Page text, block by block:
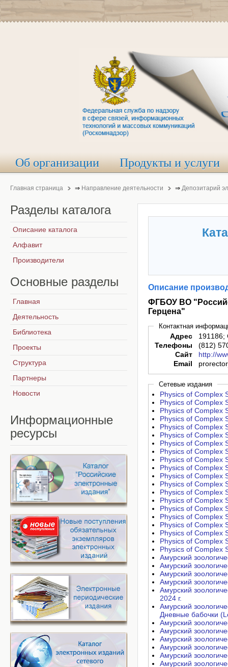
Об организации Продукты и услуги
Главная страница ⇒ Направление деятельности ⇒ Депозитарий
Описание
ФГБОУ ВО
Герцена"
Контактная
Адрес
191186;
Телефоны
(812)
Сайт
http://
Email
Сетевые издания
Physics of Complex
Physics of Complex
Physics of Complex
Physics of Complex
Physics of Complex
Physics of Complex
Physics of Complex
Physics of Complex
Physics of Complex
Physics of Complex
Physics of Complex
Physics of Complex
Physics of Complex
Physics of Complex
Physics of Complex
Physics of Complex
Physics of Complex
Physics of Complex
Physics of Complex
Physics of Complex
Амурский
Амурский
Амурский
Амурский
Амурский
2024 г.
Амурский
Дневные бабочки
Амурский
Амурский
Амурский
Амурский
Амурский
Разделы каталога
Описание каталога
Алфавит
Производители
Основные разделы
Главная
Деятельность
Библиотека
Проекты
Структура
Партнеры
Новости
Информационные
ресурсы